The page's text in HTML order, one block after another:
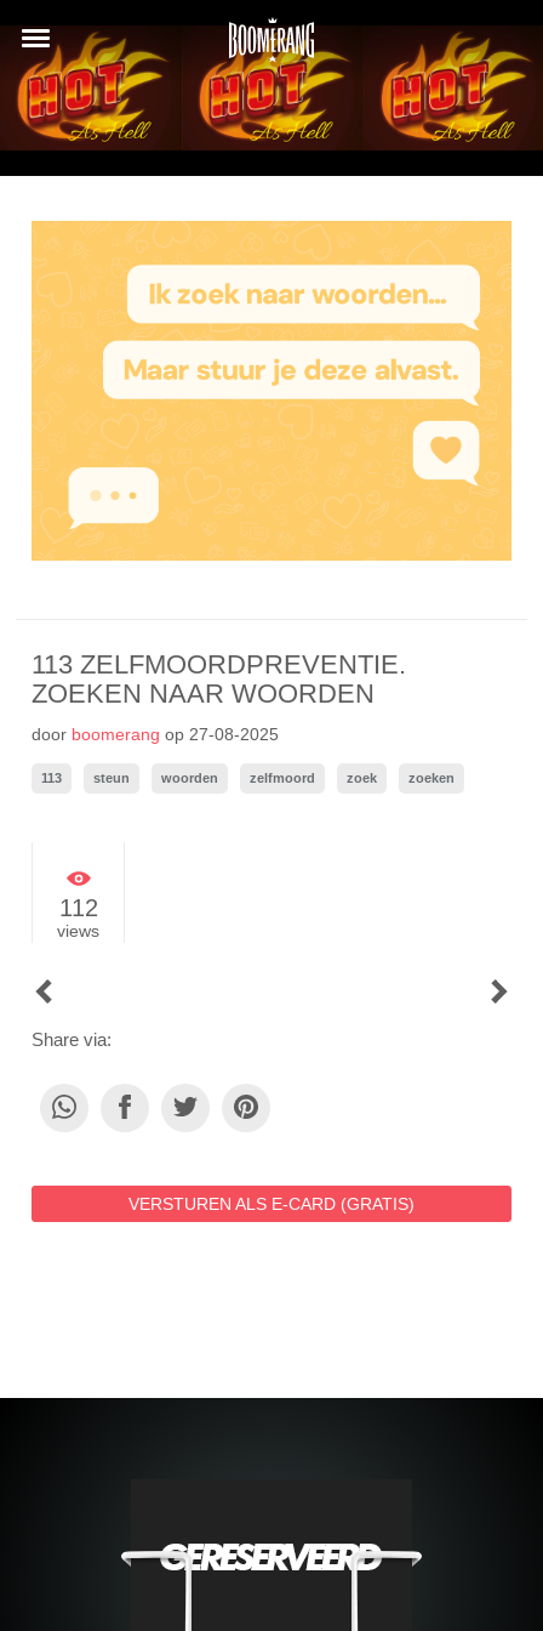
113 ZELFMOORDPREVENTIE.
ZOEKEN NAAR WOORDEN
door boomerang op 27-08-2025
113 steun woorden zelfmoord zoek zoeken
112
views
POST
Share via:
VERSTUREN ALS E-CARD (GRATIS)